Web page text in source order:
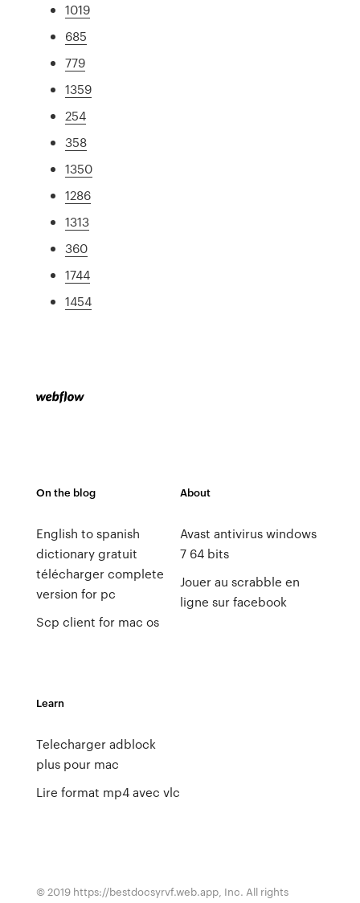
1019
685
779
1359
254
358
1350
1286
1313
360
1744
1454
On the blog
English to spanish
dictionary gratuit
télécharger complete
version for pc
Scp client for mac os
About
Avast antivirus windows
7 64 bits
Jouer au scrabble en
ligne sur facebook
Learn
Telecharger adblock
plus pour mac
Lire format mp4 avec vlc
© 2019 https://bestdocsyrvf.web.app, Inc. All rights